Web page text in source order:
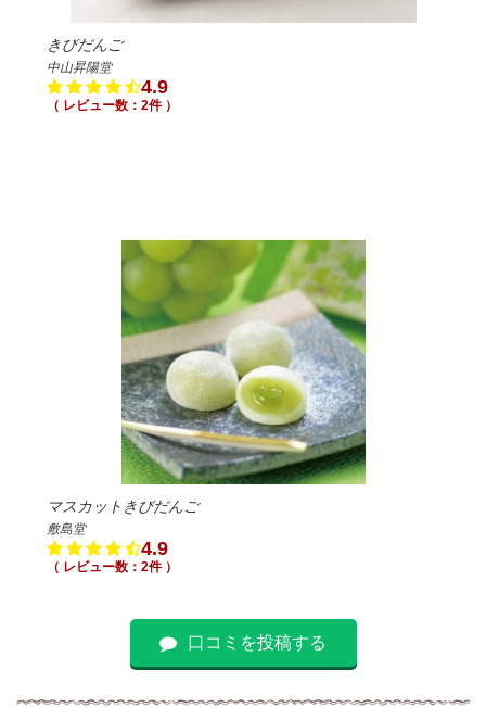
きびだんご
中山昇陽堂
4.9
（ レビュー数：2件 ）
マスカットきびだんご
敷島堂
4.9
（ レビュー数：2件 ）
口コミを投稿する